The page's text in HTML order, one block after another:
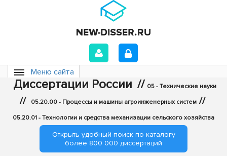
Меню сайта
Диссертации России // 05 - Технические науки
// 05.20.00 - Процессы и машины агроинженерных систем //
05.20.01 - Технологии и средства механизации сельского хозяйства
Открыть удобный поиск по каталогу
более 800 000 диссертаций